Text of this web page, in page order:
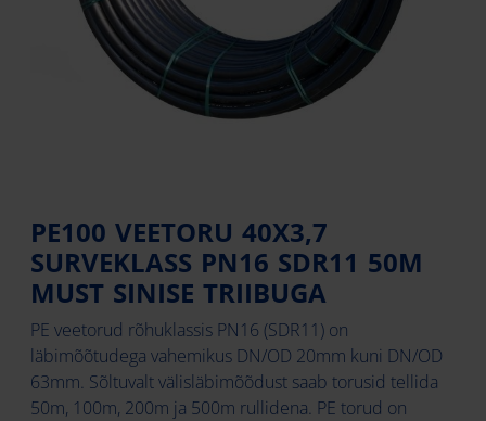
PE100 VEETORU 40X3,7
SURVEKLASS PN16 SDR11 50M
MUST SINISE TRIIBUGA
PE veetorud rõhuklassis PN16 (SDR11) on
läbimõõtudega vahemikus DN/OD 20mm kuni DN/OD
63mm. Sõltuvalt välisläbimõõdust saab torusid tellida
50m, 100m, 200m ja 500m rullidena. PE torud on